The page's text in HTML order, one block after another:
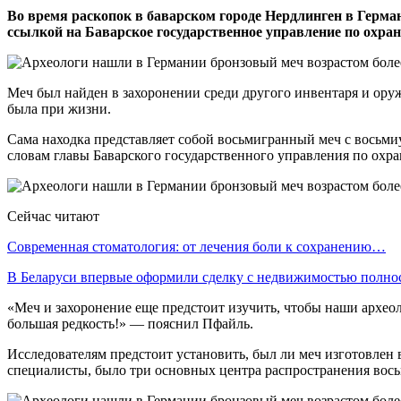
Во время раскопок в баварском городе Нердлинген в
ссылкой на Баварское государственное управление по
Меч был найден в захоронении среди другого инвентаря и
была при жизни.
Сама находка представляет собой восьмигранный меч с
словам главы Баварского государственного управления по
Сейчас читают
Современная стоматология: от лечения боли к сохранению…
В Беларуси впервые оформили сделку с недвижимостью
«Меч и захоронение еще предстоит изучить, чтобы наши
большая редкость!» — пояснил Пфайль.
Исследователям предстоит установить, был ли меч
специалисты, было три основных центра распространения